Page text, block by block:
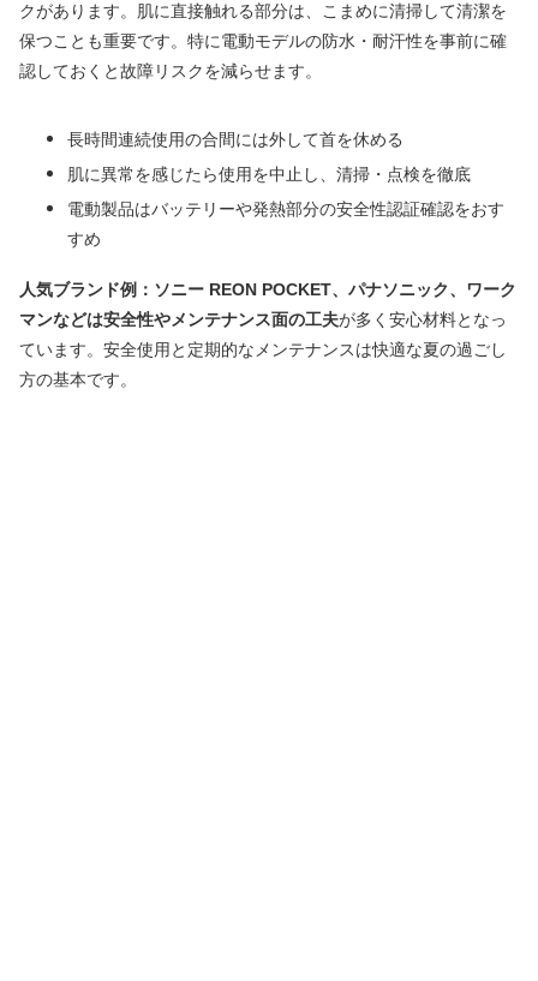
クがあります。肌に直接触れる部分は、こまめに清掃して清潔を
保つことも重要です。特に電動モデルの防水・耐汗性を事前に確
認しておくと故障リスクを減らせます。
長時間連続使用の合間には外して首を休める
肌に異常を感じたら使用を中止し、清掃・点検を徹底
電動製品はバッテリーや発熱部分の安全性認証確認をおす
すめ
人気ブランド例：ソニー REON POCKET、パナソニック、ワーク
マンなどは安全性やメンテナンス面の工夫が多く安心材料となっ
ています。安全使用と定期的なメンテナンスは快適な夏の過ごし
方の基本です。